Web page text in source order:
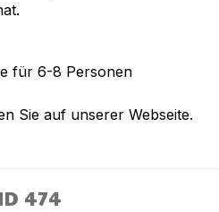
für 6-8 Personen
Sie auf unserer Webseite.
474